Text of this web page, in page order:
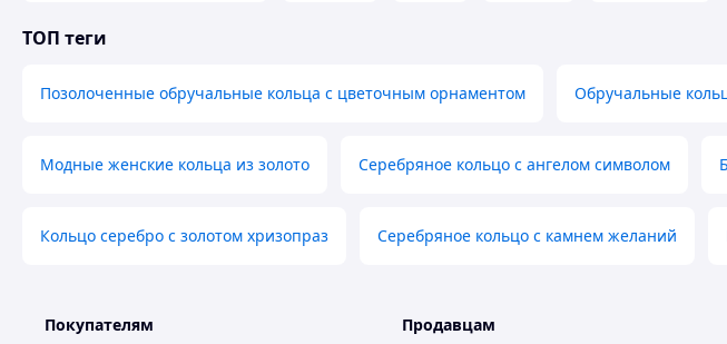
ТОП теги
Позолоченные обручальные кольца с цветочным орнаментом Обручальные
Модные женские кольца из золото Серебряное кольцо с ангелом символом
Кольцо серебро с золотом хризопраз Серебряное кольцо с камнем желаний
Покупателям Продавцам